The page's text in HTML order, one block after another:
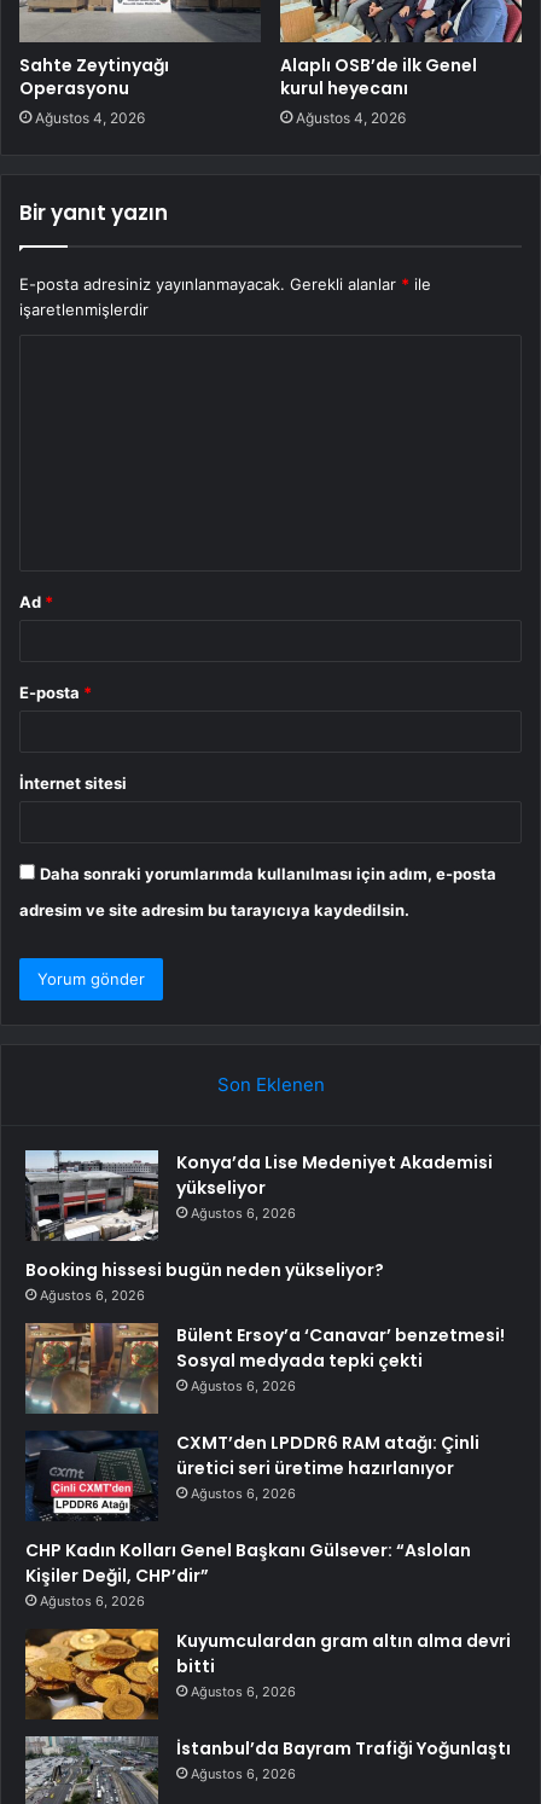
Sahte Zeytinyağı
Operasyonu
Ağustos 4, 2026
Alaplı OSB’de ilk Genel
kurul heyecanı
Ağustos 4, 2026
Bir yanıt yazın
E-posta adresiniz yayınlanmayacak. Gerekli alanlar * ile
işaretlenmişlerdir
Ad *
E-posta *
İnternet sitesi
Daha sonraki yorumlarımda kullanılması için adım, e-posta
adresim ve site adresim bu tarayıcıya kaydedilsin.
Son Eklenen
Konya’da Lise Medeniyet Akademisi
yükseliyor
Ağustos 6, 2026
Booking hissesi bugün neden yükseliyor?
Ağustos 6, 2026
Bülent Ersoy’a ‘Canavar’ benzetmesi!
Sosyal medyada tepki çekti
Ağustos 6, 2026
CXMT’den LPDDR6 RAM atağı: Çinli
üretici seri üretime hazırlanıyor
Ağustos 6, 2026
CHP Kadın Kolları Genel Başkanı Gülsever: “Aslolan
Kişiler Değil, CHP’dir”
Ağustos 6, 2026
Kuyumculardan gram altın alma devri
bitti
Ağustos 6, 2026
İstanbul’da Bayram Trafiği Yoğunlaştı
Ağustos 6, 2026